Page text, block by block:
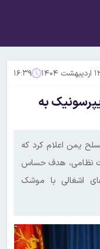
۱۴۰۴ ۱۶:۳۹
به
یمن اعلام کرد که
نظامی، هدف حساس
اشغالی با موشک